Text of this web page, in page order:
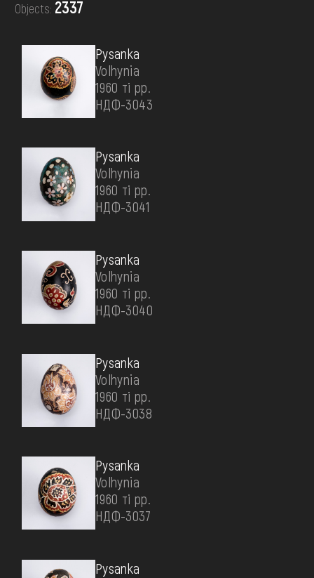
DONATE
Objects: 2337
Pysanka
Volhynia
1960 ті рр.
НДФ-3043
Pysanka
Volhynia
1960 ті рр.
НДФ-3041
Pysanka
Volhynia
1960 ті рр.
НДФ-3040
Pysanka
Volhynia
1960 ті рр.
НДФ-3038
Pysanka
Volhynia
1960 ті рр.
НДФ-3037
Pysanka